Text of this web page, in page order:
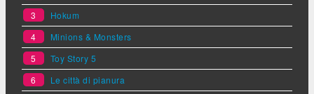
3
Hokum
4
Minions & Monsters
5
Toy Story 5
6
Le città di pianura